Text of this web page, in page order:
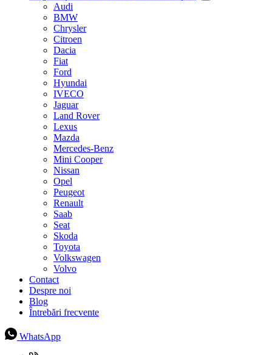
Audi
BMW
Chrysler
Citroen
Dacia
Fiat
Ford
Hyundai
IVECO
Jaguar
Land Rover
Lexus
Mazda
Mercedes-Benz
Mini Cooper
Nissan
Opel
Peugeot
Renault
Saab
Seat
Skoda
Toyota
Volkswagen
Volvo
Contact
Despre noi
Blog
Întrebări frecvente
WhatsApp